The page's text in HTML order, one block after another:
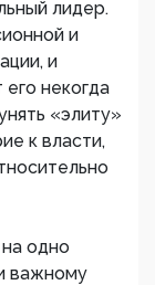
лидер.
и
и
некогда
«элиту»
к власти,
одно
важному